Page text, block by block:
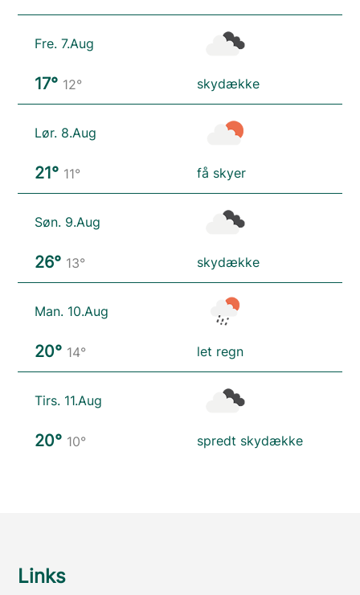
Fre. 7.Aug
17° 12° skydække
Lør. 8.Aug
21° 11° få skyer
Søn. 9.Aug
26° 13° skydække
Man. 10.Aug
20° 14° let regn
Tirs. 11.Aug
20° 10° spredt skydække
Links